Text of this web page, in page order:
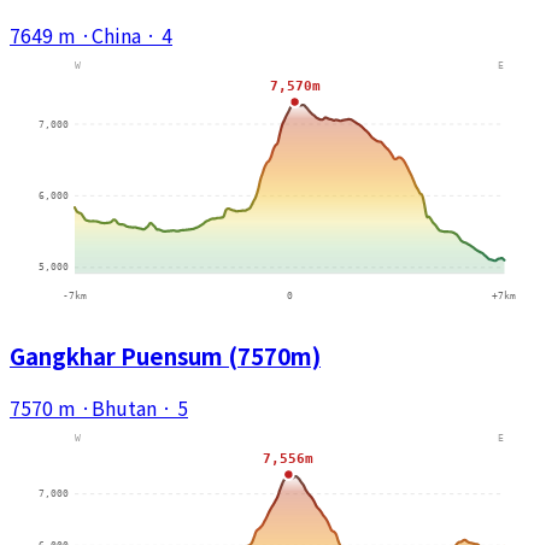
7649 m ·China · 4
Gangkhar Puensum (7570m)
7570 m · Bhutan · 5